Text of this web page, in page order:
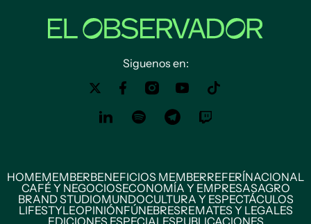
Siguenos en:
HOMEMEMBERBENEFICIOS MEMBERREFERÍNACIONAL
CAFÉ Y NEGOCIOSECONOMÍA Y EMPRESASAGRO
BRAND STUDIOMUNDOCULTURA Y ESPECTÁCULOS
LIFESTYLEOPINIÓNFÚNEBRESREMATES Y LEGALES
EDICIONES ESPECIALESPUBLICACIONES